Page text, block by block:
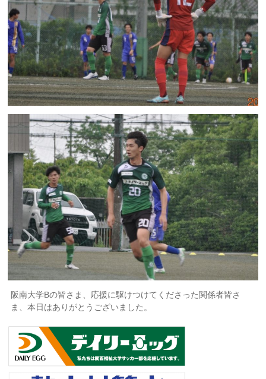
阪南大学Bの皆さま、応援に駆けつけてくださった関係者皆さ
ま、本日はありがとうございました。